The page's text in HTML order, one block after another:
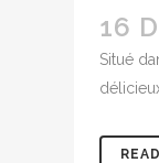
16
Situé